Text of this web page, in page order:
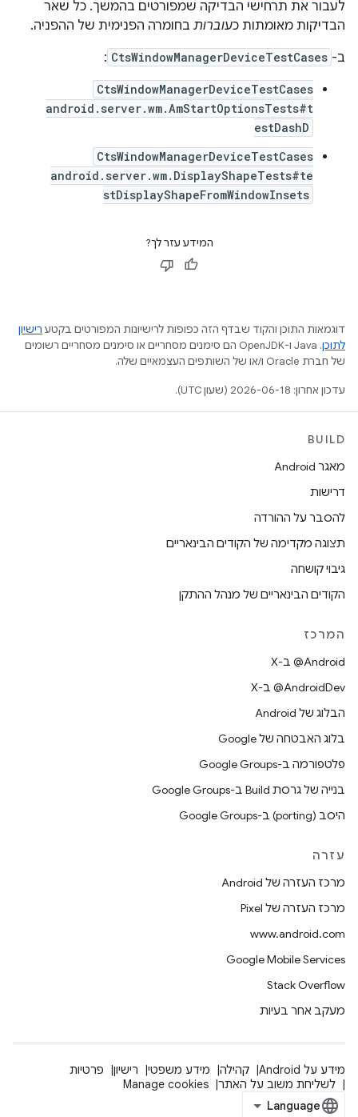
לעבור את תרחישי הבדיקה שמפורטים בהמשך. כל שאר
הבדיקות מאומתות כעוברות בחומרה הפנימית של ההפניה.
ב- CtsWindowManagerDeviceTestCases
:
CtsWindowManagerDeviceTestCases
android.server.wm.AmStartOptionsTests#t
estDashD
CtsWindowManagerDeviceTestCases
android.server.wm.DisplayShapeTests#te
stDisplayShapeFromWindowInsets
המידע עזר לך?
דוגמאות התוכן והקוד שבדף הזה כפופות לרישיונות המפורטים בקטע רישיון
לתוכן
.‏ Java ו-OpenJDK הם סימנים מסחריים או סימנים מסחריים רשומים
של חברת Oracle ו/או של השותפים העצמאיים שלה.
עדכון אחרון: 2026-06-18 (שעון UTC).
BUILD
מאגר Android
דרישות
להסבר על ההורדה
תצוגה מקדימה של הקודים הבינאריים
גיבוי קושחה
הקודים הבינאריים של מנהל ההתקן
המרכז
‫‎@Android ב-X
‫‎@AndroidDev ב-X
הבלוג של Android
בלוג האבטחה של Google
פלטפורמה ב-Google Groups
בנייה של גרסת Build ב-Google Groups
היסב (porting) ב-Google Groups
עזרה
מרכז העזרה של Android
מרכז העזרה של Pixel
www.android.com
Google Mobile Services
Stack Overflow
מעקב אחר בעיות
מידע על Android קהילה מידע משפטי רישיון
פרטיות
לשליחת משוב על האתר
Manage cookies